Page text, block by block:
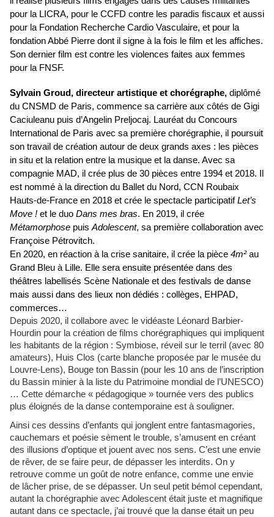
pour la LICRA, pour le CCFD contre les paradis fiscaux et aussi
pour la Fondation Recherche Cardio Vasculaire, et pour la
fondation Abbé Pierre dont il signe à la fois le film et les affiches.
Son dernier film est contre les violences faites aux femmes
pour la FNSF.
Sylvain Groud, directeur artistique et chorégraphe, diplômé
du CNSMD de Paris, commence sa carrière aux côtés de Gigi
Caciuleanu puis d’Angelin Preljocaj. Lauréat du Concours
International de Paris avec sa première chorégraphie, il poursuit
son travail de création autour de deux grands axes : les pièces
in situ et la relation entre la musique et la danse. Avec sa
compagnie MAD, il crée plus de 30 pièces entre 1994 et 2018. Il
est nommé à la direction du Ballet du Nord, CCN Roubaix
Hauts-de-France en 2018 et crée le spectacle participatifLet’s
Move ! et le duo Dans mes bras. En 2019, il crée
Métamorphose puis Adolescent, sa première collaboration avec
Françoise Pétrovitch.
En 2020, en réaction à la crise sanitaire, il crée la pièce 4m²au
Grand Bleu à Lille. Elle sera ensuite présentée dans des
théâtres labellisés Scène Nationale et des festivals de danse
mais aussi dans des lieux non dédiés : collèges, EHPAD,
commerces…
Depuis 2020, il collabore avec le vidéaste Léonard Barbier-
Hourdin pour la création de films chorégraphiques qui impliquent
les habitants de la région : Symbiose, réveil sur le terril (avec 80
amateurs), Huis Clos (carte blanche proposée par le musée du
Louvre-Lens), Bouge ton Bassin (pour les 10 ans de l’inscription
du Bassin minier à la liste du Patrimoine mondial de l’UNESCO)
… Cette démarche « pédagogique » tournée vers des publics
plus éloignés de la danse contemporaine est à souligner.
Ainsi ces dessins d’enfants qui jonglent entre fantasmagories,
cauchemars et poésie sèment le trouble, s’amusent en créant
des illusions d’optique et jouent avec nos sens. C’est une envie
de rêver, de se faire peur, de dépasser les interdits. On y
retrouve comme un goût de notre enfance, comme une envie
de lâcher prise, de se dépasser. Un seul petit bémol cependant,
autant la chorégraphie avec Adolescent était juste et magnifique
autant dans ce spectacle, j’ai trouvé que la danse était un peu